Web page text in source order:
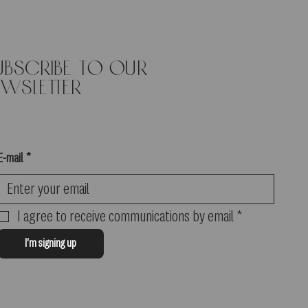
to our
mail *
I agree to receive communications by email *
I'm signing up